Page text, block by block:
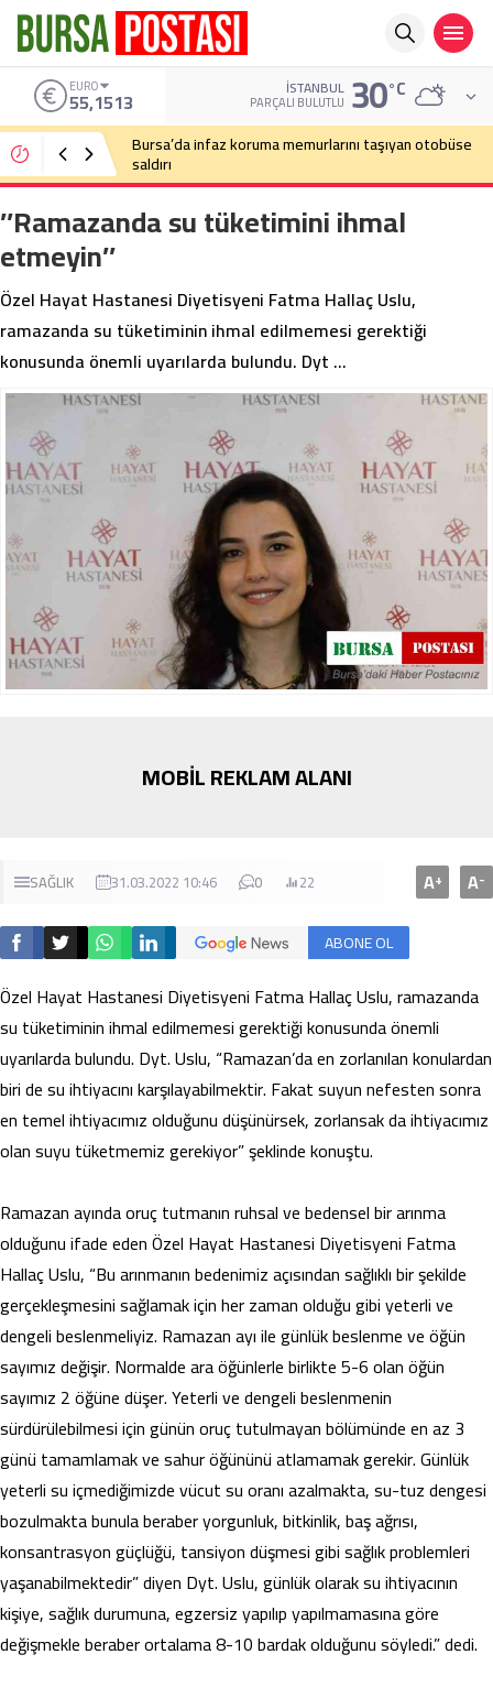
ALTIN
6.635,91 İSTANBUL
PARÇALI BULUTLU 30°C
Bursa’da cadde ortasında bıçaklı kavga
’’Ramazanda su tüketimini ihmal
etmeyin’’
Özel Hayat Hastanesi Diyetisyeni Fatma Hallaç Uslu,
ramazanda su tüketiminin ihmal edilmemesi gerektiği
konusunda önemli uyarılarda bulundu. Dyt …
MOBİL REKLAM ALANI
SAĞLIK 31.03.2022 10:46 0 22 A+ A-
ABONE OL
Özel Hayat Hastanesi Diyetisyeni Fatma Hallaç Uslu, ramazanda
su tüketiminin ihmal edilmemesi gerektiği konusunda önemli
uyarılarda bulundu. Dyt. Uslu, “Ramazan’da en zorlanılan konulardan
biri de su ihtiyacını karşılayabilmektir. Fakat suyun nefesten sonra
en temel ihtiyacımız olduğunu düşünürsek, zorlansak da ihtiyacımız
olan suyu tüketmemiz gerekiyor” şeklinde konuştu.
Ramazan ayında oruç tutmanın ruhsal ve bedensel bir arınma
olduğunu ifade eden Özel Hayat Hastanesi Diyetisyeni Fatma
Hallaç Uslu, “Bu arınmanın bedenimiz açısından sağlıklı bir şekilde
gerçekleşmesini sağlamak için her zaman olduğu gibi yeterli ve
dengeli beslenmeliyiz. Ramazan ayı ile günlük beslenme ve öğün
sayımız değişir. Normalde ara öğünlerle birlikte 5-6 olan öğün
sayımız 2 öğüne düşer. Yeterli ve dengeli beslenmenin
sürdürülebilmesi için günün oruç tutulmayan bölümünde en az 3
günü tamamlamak ve sahur öğününü atlamamak gerekir. Günlük
yeterli su içmediğimizde vücut su oranı azalmakta, su-tuz dengesi
bozulmakta bunula beraber yorgunluk, bitkinlik, baş ağrısı,
konsantrasyon güçlüğü, tansiyon düşmesi gibi sağlık problemleri
yaşanabilmektedir” diyen Dyt. Uslu, günlük olarak su ihtiyacının
kişiye, sağlık durumuna, egzersiz yapılıp yapılmamasına göre
değişmekle beraber ortalama 8-10 bardak olduğunu söyledi.” dedi.